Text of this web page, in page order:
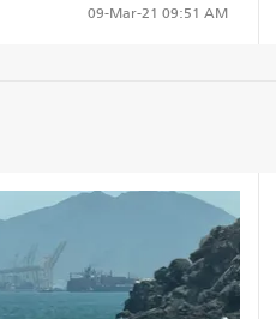
09-Mar-21 09:51 AM